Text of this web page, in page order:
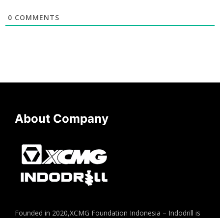
0 COMMENTS
About Company
Founded in 2020,XCMG Foundation Indonesia – Indodrill is